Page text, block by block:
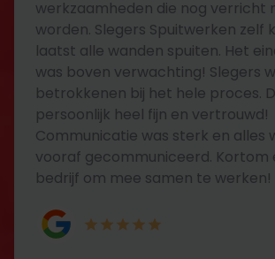
werkzaamheden die nog verricht
worden. Slegers Spuitwerken zelf
laatst alle wanden spuiten. Het
was boven verwachting! Slegers
betrokkenen bij het hele proces.
persoonlijk heel fijn en vertrouwd!
Communicatie was sterk en alles
vooraf gecommuniceerd. Kortom
bedrijf om mee samen te werken!